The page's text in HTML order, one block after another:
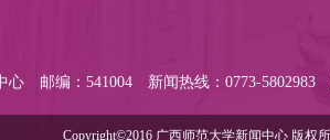
心 邮编：541004 新闻热线：0773-5802983
Copyright©2016 广西师范大学新闻中心 版权